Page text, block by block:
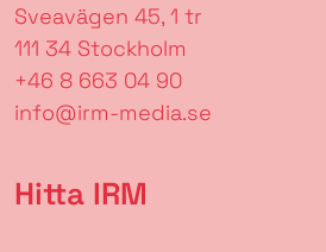
Sveavägen 45, 1 tr
111 34 Stockholm
+46 8 663 04 90
info@irm-media.se
Hitta IRM